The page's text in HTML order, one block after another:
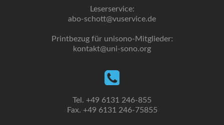
Leserservice:
abo-schott@vuservice.de
Printbezug für unisono-Mitglieder:
kontakt@uni-sono.org
Tel. +49 6131 246-855
Fax. +49 6131 246-75855